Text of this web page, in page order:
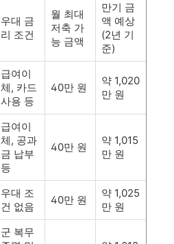
우대 금
리 조건
월 최대
저축 가
능 금액
만기 금
액 예상
(2년 기
준)
급여이
체, 카드
사용 등
40만 원
약 1,020
만 원
급여이
체, 공과
금 납부
등
40만 원
약 1,015
만 원
우대 조
건 없음
40만 원
약 1,025
만 원
군 복무